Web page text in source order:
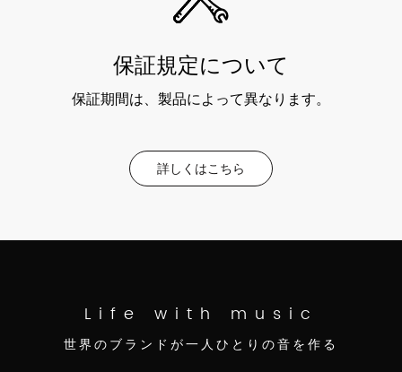
保証規定について
保証期間は、製品によって異なります。
詳しくはこちら
Life with music
世界のブランドが一人ひとりの音を作る